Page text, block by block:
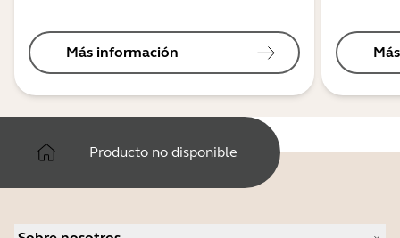
Más información
Producto no disponible